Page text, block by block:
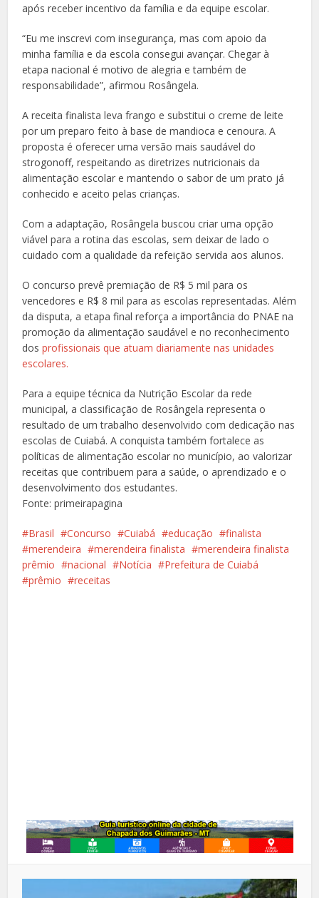
após receber incentivo da família e da equipe escolar.
“Eu me inscrevi com insegurança, mas com apoio da
minha família e da escola consegui avançar. Chegar à
etapa nacional é motivo de alegria e também de
responsabilidade”, afirmou Rosângela.
A receita finalista leva frango e substitui o creme de leite
por um preparo feito à base de mandioca e cenoura. A
proposta é oferecer uma versão mais saudável do
strogonoff, respeitando as diretrizes nutricionais da
alimentação escolar e mantendo o sabor de um prato já
conhecido e aceito pelas crianças.
Com a adaptação, Rosângela buscou criar uma opção
viável para a rotina das escolas, sem deixar de lado o
cuidado com a qualidade da refeição servida aos alunos.
O concurso prevê premiação de R$ 5 mil para os
vencedores e R$ 8 mil para as escolas representadas. Além
da disputa, a etapa final reforça a importância do PNAE na
promoção da alimentação saudável e no reconhecimento
dos profissionais que atuam diariamente nas unidades
escolares.
Para a equipe técnica da Nutrição Escolar da rede
municipal, a classificação de Rosângela representa o
resultado de um trabalho desenvolvido com dedicação nas
escolas de Cuiabá. A conquista também fortalece as
políticas de alimentação escolar no município, ao valorizar
receitas que contribuem para a saúde, o aprendizado e o
desenvolvimento dos estudantes.
Fonte: primeirapagina
Brasil Concurso Cuiabá educação
finalista
merendeira
merendeira finalista
merendeira finalista
prêmio
nacional Notícia
Prefeitura de Cuiabá
prêmio
receitas